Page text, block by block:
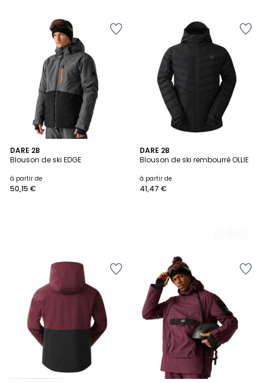
DARE 2B
Blouson de ski EDGE
à partir de
50,15 €
DARE 2B
Blouson de ski rembourré OLLIE
à partir de
41,47 €
2
Couleurs